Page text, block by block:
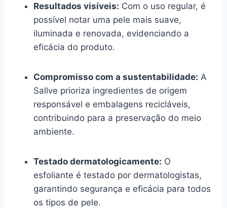
Resultados visíveis: Com o uso regular, é
possível notar uma pele mais suave,
iluminada e renovada, evidenciando a
eficácia do produto.
Compromisso com a sustentabilidade: A
Sallve prioriza ingredientes de origem
responsável e embalagens recicláveis,
contribuindo para a preservação do meio
ambiente.
Testado dermatologicamente: O
esfoliante é testado por dermatologistas,
garantindo segurança e eficácia para todos
os tipos de pele.